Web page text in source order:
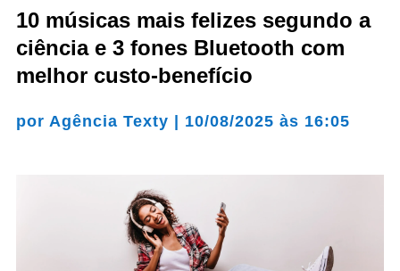
10 músicas mais felizes segundo a
ciência e 3 fones Bluetooth com
melhor custo-benefício
por Agência Texty | 10/08/2025 às 16:05